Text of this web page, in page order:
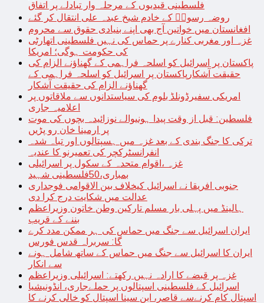
فلسطینی قیدیوں کے مرحلہ وار تبادلے پر اتفاق
روضہ رسولؐ کے خادم شیخ عبدہ علی انتقال کر گئے
افغانستان میں خواتین آج بھی اپنے بنیادی حقوق سے محروم
غزہ اور مغربی کنارے پر حماس کی نہیں فلسطینی اتھارٹی
کی حکومت ہوگی؛ امریکا
پاکستان پر اسرائیل کو اسلحہ فراہمی کے گھناؤنے الزام کی
حقیقت آشکارپاکستان پر اسرائیل کو اسلحہ فراہمی کے
گھناؤنے الزام کی حقیقت آشکار
امریکی سفیرڈونلڈ بلوم کی سیاستدانوں سے ملاقاتوں پر
اعلامیہ جاری
فلسطین: قبل از وقت پیدا ہونیوالے نوزائیدہ بچوں کی موت
پر ارمینا خان رو پڑیں
ترکی کا جنگ بندی کے بعد غزہ میں ہسپتالوں اور تباہ شدہ
انفرانسٹرکچر کی تعمیرنو کا عندیہ
غزہ ،اقوام متحدہ کے سکول پر اسرائیلی
بمباری،50فلسطینی شہید
جنوبی افریقا نے اسرائیل کیخلاف بین الاقوامی فوجداری
عدالت میں شکایت درج کرا دی
ہالینڈ میں پہلی بار مسلم تارکین وطن خاتون وزیراعظم
بننے کے قریب
ایران اسرائیل سے جنگ میں حماس کی ہر ممکن مدد کرے
گا: سربراہ قدس فورس
ایران کا اسرائیل سے جنگ میں حماس کے ساتھ شامل ہونے
سے انکار
غزہ پر قبضے کا ارادہ نہیں رکھتے: اسرائیلی وزیراعظم
اسرائیل کے فلسطینی اسپتالوں پر حملےجاری، انڈونیشیا
اسپتال کام کرنےسے قاصر، ابن سینا اسپتال کو خالی کرنے کا